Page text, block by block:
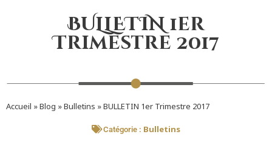
BULLETIN 1er
Trimestre 2017
Accueil »Blog »Bulletins »BULLETIN 1er Trimestre 2017
Catégorie : Bulletins